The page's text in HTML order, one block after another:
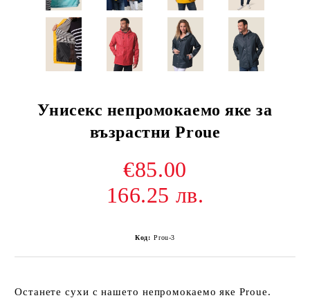
Унисекс непромокаемо яке за
възрастни Proue
€85.00
166.25 лв.
Код: Prou-3
Останете сухи с нашето непромокаемо яке Proue.